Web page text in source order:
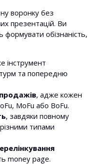
воронку без
презентацій. Ви
формувати обізнаність,
інструмент
та попередню
, адже кожен
MoFu або BoFu.
, завдяки повному
типами
money page.